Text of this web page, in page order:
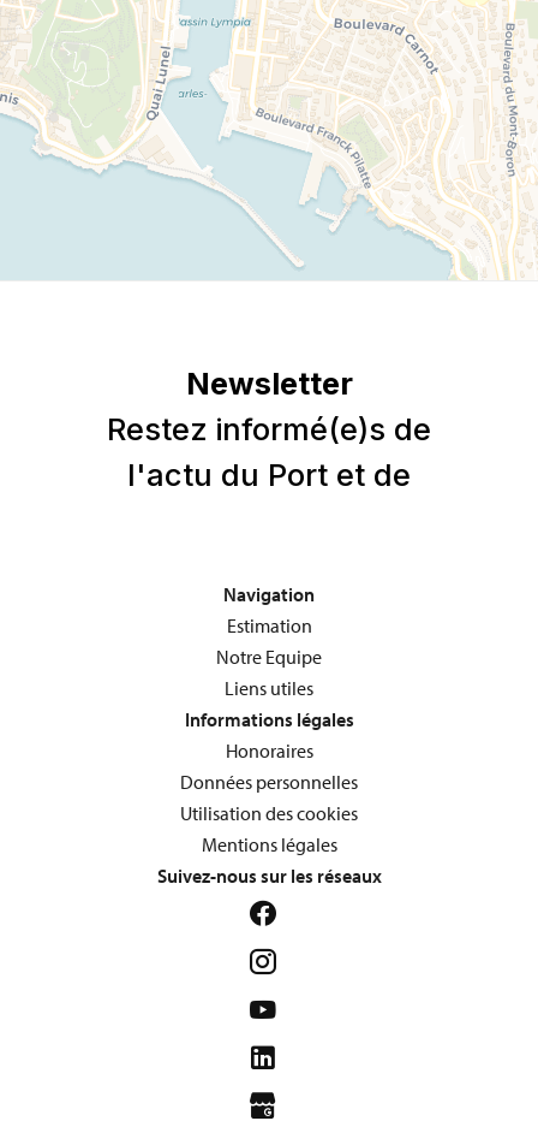
Navigation
Estimation
Notre Equipe
Liens utiles
Informations légales
Honoraires
Données personnelles
Utilisation des cookies
Mentions légales
Suivez-nous sur les réseaux